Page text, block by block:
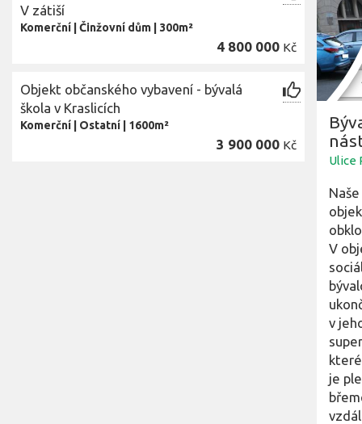
V zátiší
Komerční Činžovní dům 300m²
4 800 000 Kč
Objekt občanského vybavení - bývalá
škola v Kraslicích
Komerční Ostatní 1600m²
3 900 000 Kč
Ulice
V
v
je